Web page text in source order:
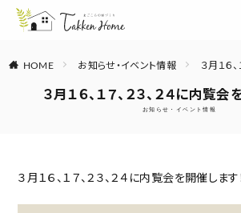
HOME お知らせ・イベント情報 ３月１６
３月１６、１７、２３、２４に内覧会
お知らせ・イベント情報
３月１６、１７、２３、２４に内覧会を開催します